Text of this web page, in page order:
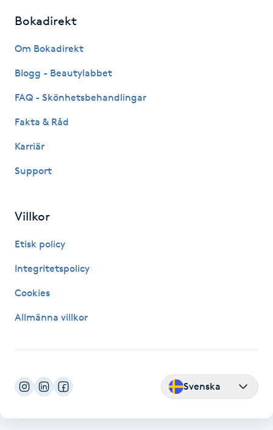
Hudvård
Hyperhidros
Hypnos
Hårvård
Hälsa
Idrottsmassage
IPL
Bokadirekt
Om Bokadirekt
Blogg - Beautylabbet
FAQ - Skönhetsbehandlingar
Fakta & Råd
Karriär
Support
Villkor
Etisk policy
Integritetspolicy
Cookies
Allmänna villkor
Svenska